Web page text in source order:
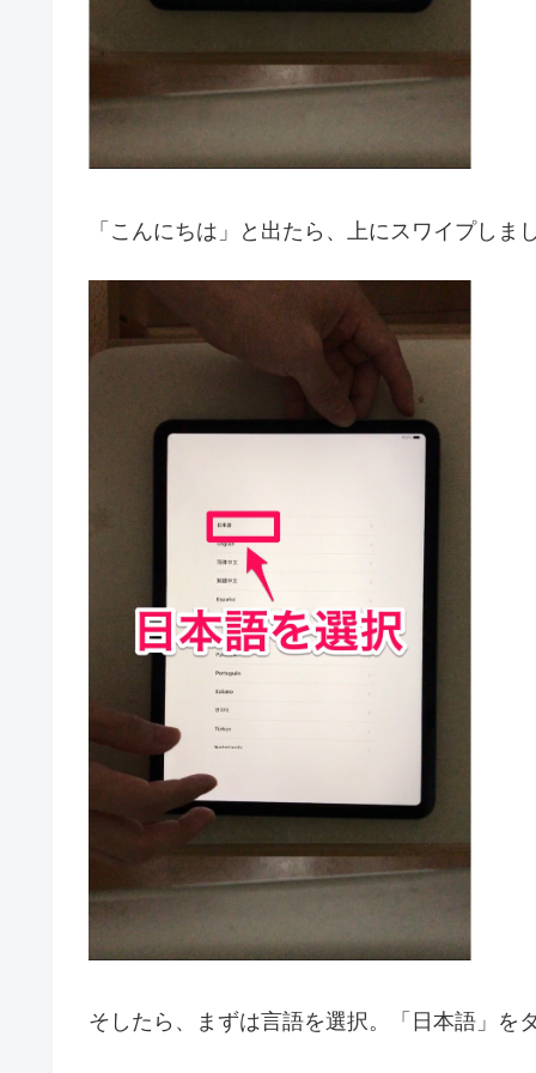
「こんにちは」と出たら、上にスワイプしま
そしたら、まずは言語を選択。「日本語」を